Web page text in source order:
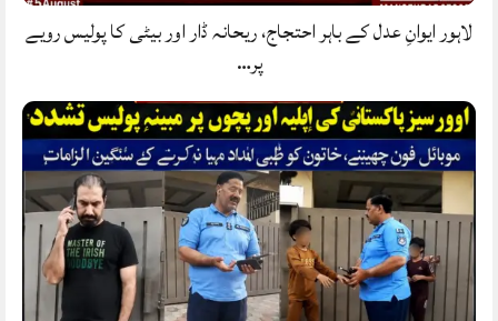
لاہور ایوانِ عدل کے باہر احتجاج، ریحانہ ڈار اور بیٹی کا پولیس رویے
پر…